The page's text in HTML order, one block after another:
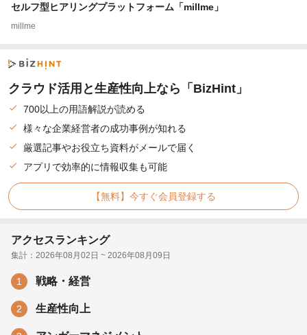
セルフ型ヒアリングプラットフォーム「millme」
millme
クラウド活用と生産性向上なら「BizHint」
700以上の用語解説が読める
様々な企業経営者の成功事例が知れる
厳選記事やお役立ち資料がメールで届く
アプリで効率的に情報収集も可能
【無料】今すぐ会員登録する
アクセスランキング
集計：2026年08月02日 ~ 2026年08月09日
1 戦略・経営
2 生産性向上